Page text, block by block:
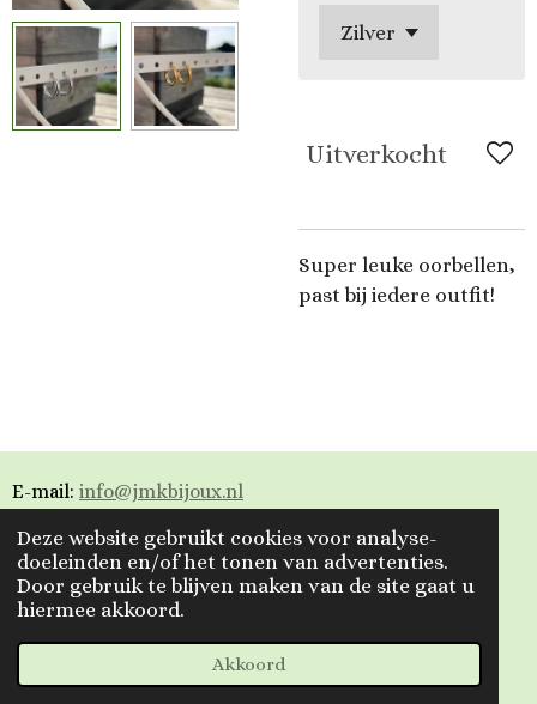
Deze website gebruikt cookies voor analyse-
doeleinden en/of het tonen van advertenties.
Door gebruik te blijven maken van de site gaat u
hiermee akkoord.
Akkoord
Uitverkocht
Super leuke oorbellen,
past bij iedere outfit!
E-mail: info@jmkbijoux.nl
Tiktok: jmkbijoux
Instagram: jmkbijoux.nl
Facebook: Jmkbijoux.nl & Jmk Bijoux
© 2023 - 2026 Jmkbijoux